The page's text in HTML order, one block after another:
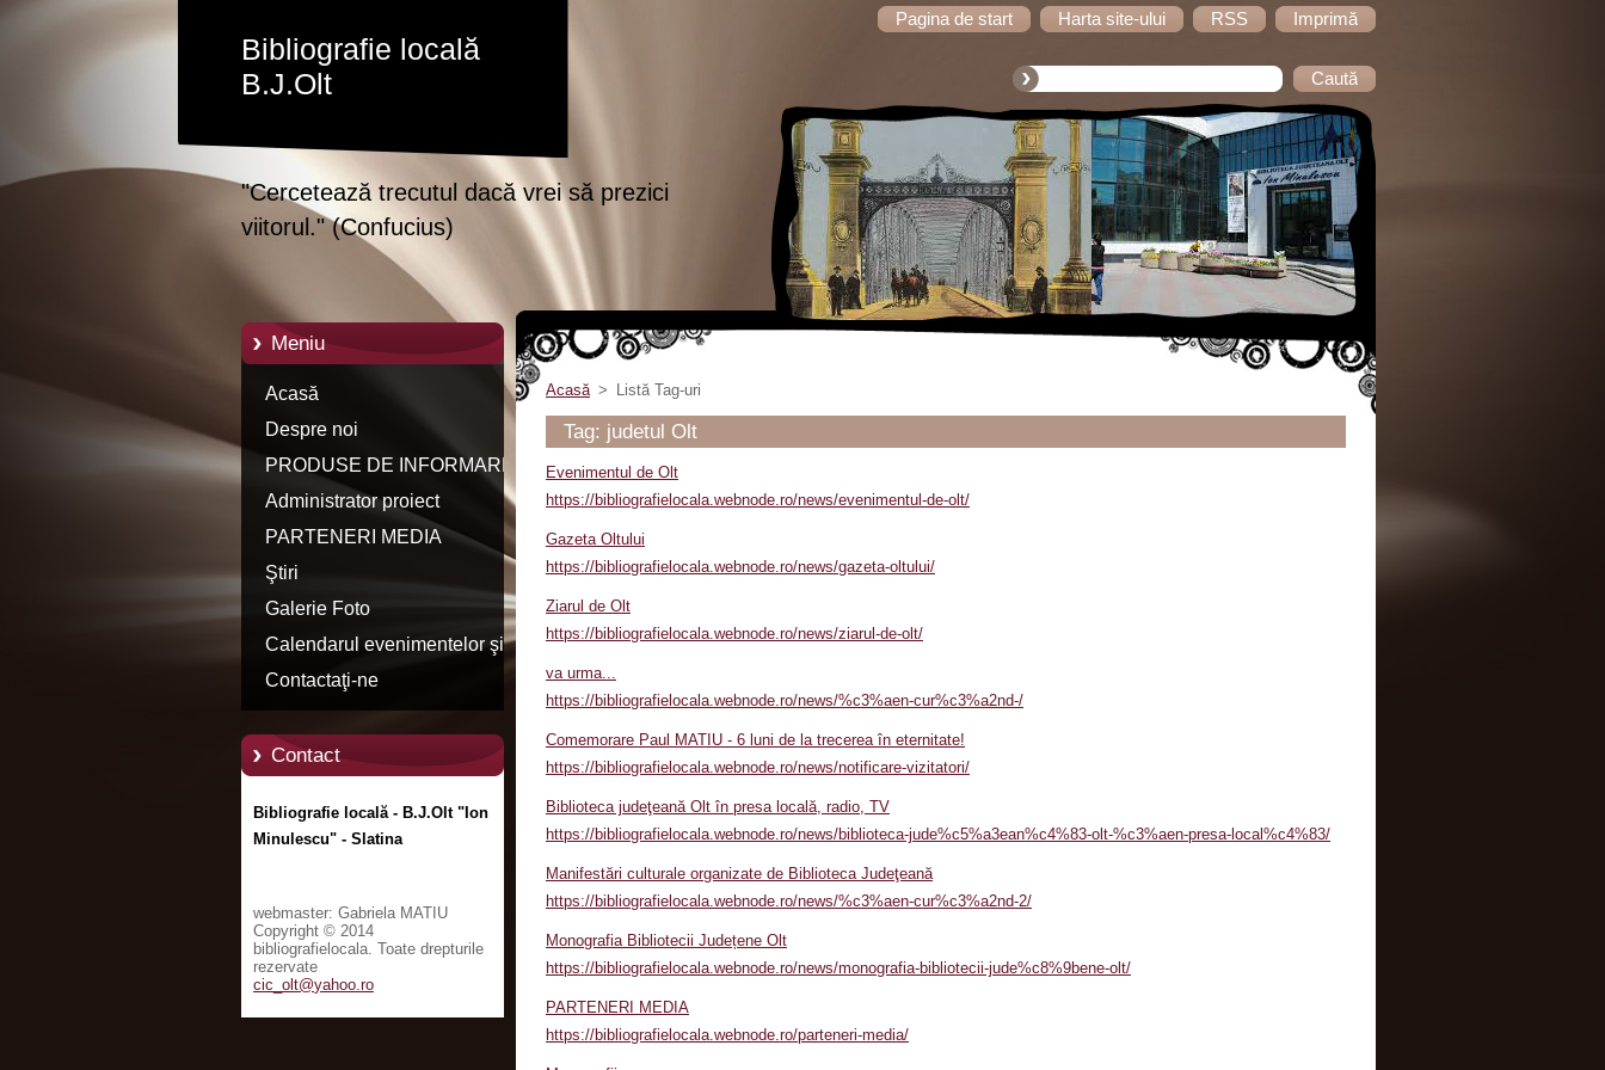
Pagina de start Harta site-ului RSS Imprimă
Bibliografie locală
B.J.Olt
"Cercetează trecutul dacă vrei să prezici
viitorul." (Confucius)
Meniu
Acasă
Despre noi
PRODUSE DE INFORMARE
Administrator proiect
PARTENERI MEDIA
Ştiri
Galerie Foto
Calendarul evenimentelor şi
manifestărilor culturale
Contactaţi-ne
Contact
Bibliografie locală - B.J.Olt "Ion
Minulescu" - Slatina
webmaster: Gabriela MATIU
Copyright © 2014
bibliografielocala. Toate drepturile
rezervate
cic_olt@yahoo.ro
Acasă > Listă Tag-uri
Tag: judetul Olt
Evenimentul de Olt
https://bibliografielocala.webnode.ro/news/evenimentul-de-olt/
Gazeta Oltului
https://bibliografielocala.webnode.ro/news/gazeta-oltului/
Ziarul de Olt
https://bibliografielocala.webnode.ro/news/ziarul-de-olt/
va urma...
https://bibliografielocala.webnode.ro/news/%c3%aen-cur%c3%a2nd-/
Comemorare Paul MATIU - 6 luni de la trecerea în eternitate!
https://bibliografielocala.webnode.ro/news/notificare-vizitatori/
Biblioteca judeţeană Olt în presa locală, radio, TV
https://bibliografielocala.webnode.ro/news/biblioteca-jude%c5%a3ean%c4%83-olt-%c3%aen-presa-local%c4%83/
Manifestări culturale organizate de Biblioteca Judeţeană
https://bibliografielocala.webnode.ro/news/%c3%aen-cur%c3%a2nd-2/
Monografia Bibliotecii Județene Olt
https://bibliografielocala.webnode.ro/news/monografia-bibliotecii-jude%c8%9bene-olt/
PARTENERI MEDIA
https://bibliografielocala.webnode.ro/parteneri-media/